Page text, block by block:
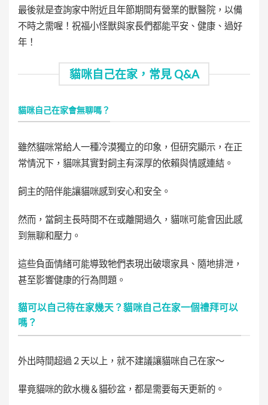
最後就是查詢家中附近且年節期間有營業的獸醫院，以備
不時之需喔！祝福小怪獸與家長們都能平安、健康、過好
年！
貓咪自己在家，常見 Q&A
貓咪自己在家會無聊嗎？
雖然貓咪常給人一種冷漠獨立的印象，但研究顯示，在正
常情況下，貓咪其實對飼主有深厚的依賴與情感連結。
飼主的陪伴能讓貓咪感到安心和安全。
然而，當飼主長時間不在或離開過久，貓咪可能會因此感
到無聊和壓力。
這些負面情緒可能導致牠們表現出破壞家具、隨地排泄，
甚至影響健康的行為問題。
貓可以自己待在家幾天？貓咪自己在家一個禮拜可以
嗎？
外出時間超過２天以上，就不建議讓貓咪自己在家～
畢竟貓咪的飲水機＆貓砂盆，都是需要每天更新的。